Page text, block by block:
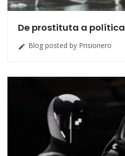
De prostituta a política
 Blog posted by Prisionero